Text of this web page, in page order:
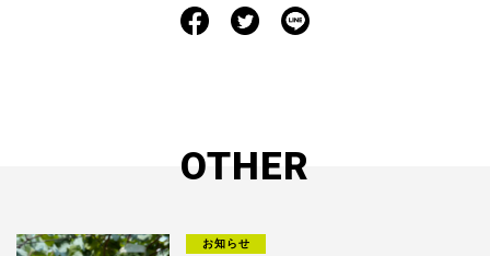
OTHER
お知らせ